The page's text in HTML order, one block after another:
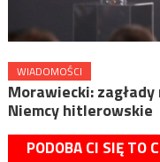
WIADOMOŚCI
Morawiecki:
Niemcy hitlerowskie
PODOBA CI SIĘ TO